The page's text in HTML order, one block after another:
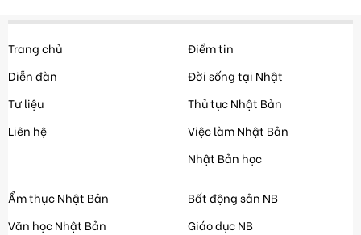
Trang chủ
Diễn đàn
Tư liệu
Liên hệ
Điểm tin
Đời sống tại Nhật
Thủ tục Nhật Bản
Việc làm Nhật Bản
Nhật Bản học
Ẩm thực Nhật Bản
Văn học Nhật Bản
Bất động sản NB
Giáo dục NB